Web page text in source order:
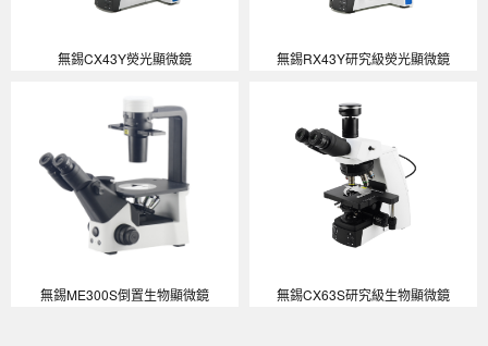
無錫CX43Y熒光顯微鏡 無錫RX43Y研究級熒光顯微鏡
無錫ME300S倒置生物顯微鏡 無錫CX63S研究級生物顯微鏡